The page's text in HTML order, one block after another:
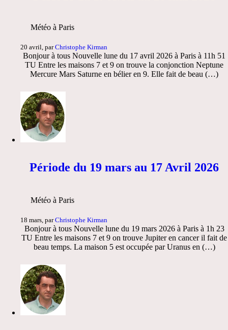
Météo à Paris
20 avril, parChristophe Kirman
Bonjour à tous Nouvelle lune du 17 avril 2026 à Paris à 11h 51
TU Entre les maisons 7 et 9 on trouve la conjonction Neptune
Mercure Mars Saturne en bélier en 9. Elle fait de beau (…)
Période du 19 mars au 17 Avril 2026
Météo à Paris
18 mars, parChristophe Kirman
Bonjour à tous Nouvelle lune du 19 mars 2026 à Paris à 1h 23
TU Entre les maisons 7 et 9 on trouve Jupiter en cancer il fait de
beau temps. La maison 5 est occupée par Uranus en (…)